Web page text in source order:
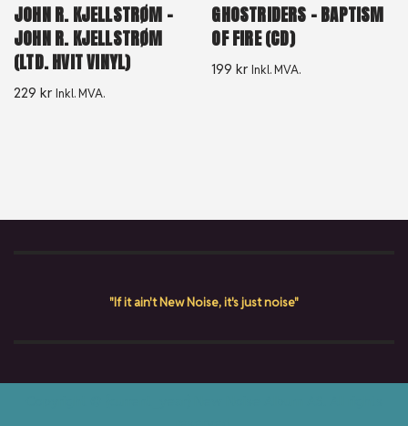
JOHN R. KJELLSTRØM –
JOHN R. KJELLSTRØM
(LTD. HVIT VINYL)
229 kr Inkl. MVA.
GHOSTRIDERS – BAPTISM
OF FIRE (CD)
199kr Inkl. MVA.
"If it ain't New Noise, it's just noise"